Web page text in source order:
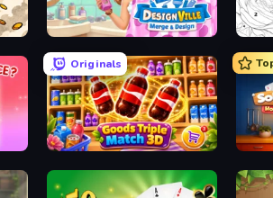
Color Tap: Coloring by Numbers Designville: Merge & Design
Originals
Goods Triple Match 3D